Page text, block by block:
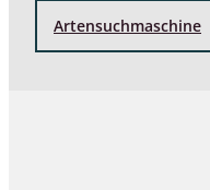
Artensuchmaschine